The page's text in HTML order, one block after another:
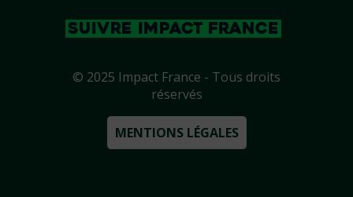
SUIVRE IMPACT FRANCE
© 2025 Impact France - Tous droits
réservés
MENTIONS LÉGALES